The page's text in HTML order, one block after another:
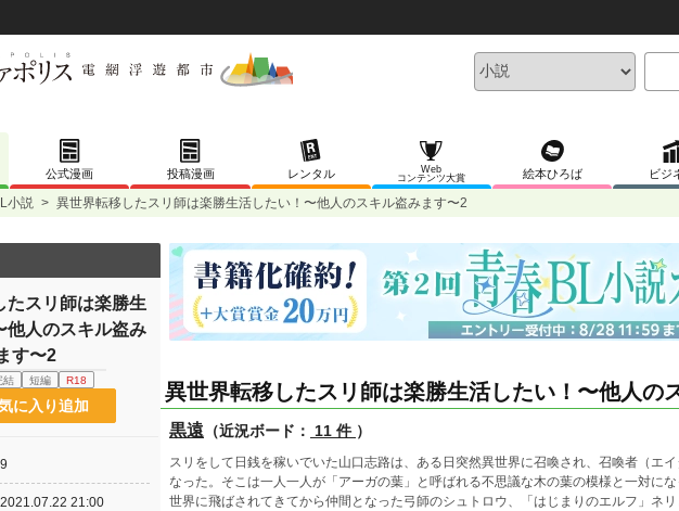
公式漫画 投稿漫画 レンタル
Web
コンテンツ大賞
絵本ひろば ビジ
小説 > 異世界転移したスリ師は楽勝生活したい！〜他人のスキル盗みます〜2
異世界転移したスリ師は楽勝生活したい！〜他人の
黒遠 （近況ボード： 11 件 ）
スリをして日銭を稼いでいた山口志路は、ある日突然異世界に召喚され、召喚者（エ
なった。そこは一人一人が「アーガの葉」と呼ばれる不思議な木の葉の模様と一対に
世界に飛ばされてきてから仲間となった弓師のシュトロウ、「はじまりのエルフ」ネ
たスリ師は楽勝生
他人のスキル盗み
す〜2
結 短編 R18
に入り追加
9
2021.07.22 21:00